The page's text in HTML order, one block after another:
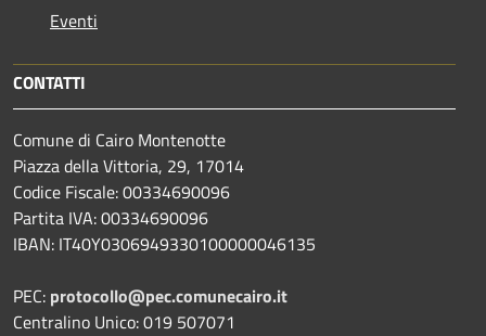
Eventi
CONTATTI
Comune di Cairo Montenotte
Piazza della Vittoria, 29, 17014
Codice Fiscale: 00334690096
Partita IVA: 00334690096
IBAN: IT40Y0306949330100000046135
PEC: protocollo@pec.comunecairo.it
Centralino Unico: 019 507071